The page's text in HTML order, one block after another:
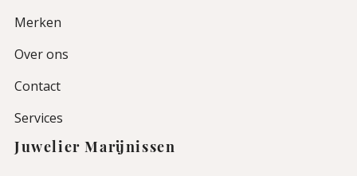
Merken
Over ons
Contact
Services
Juwelier Marijnissen